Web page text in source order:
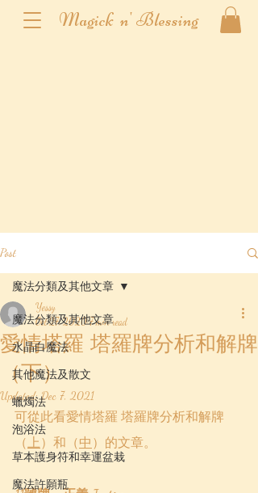
Magick n' Blessing
Post
魔法分類及其他文章
水晶白魔法
其他魔法及散文
蠟燭法
泡浴法
草本護身符和幸運盆栽
魔法許願瓶
魔法分類及其他文章
愛情塔羅 塔羅牌分析和解牌
（下）
Yessy
Oct 27, 2020 7 min read
Updated:Dec 7, 2021
可從此看愛情塔羅 塔羅牌分析和解牌
（上）和（中 ）的文章。